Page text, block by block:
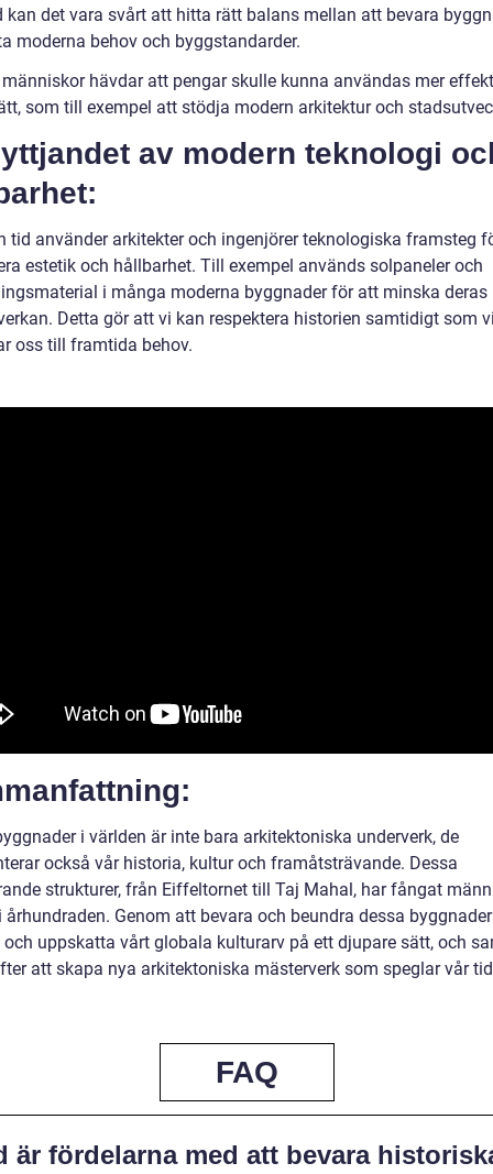
kan det vara svårt att hitta rätt balans mellan att bevara
moderna behov och byggstandarder.
hävdar att pengar skulle kunna användas mer
som till exempel att stödja modern arkitektur och
av modern teknologi
tid använder arkitekter och ingenjörer teknologiska framsteg
estetik och hållbarhet. Till exempel används solpaneler och
i många moderna byggnader för att minska deras
Detta gör att vi kan respektera historien samtidigt som
oss till framtida behov.
i världen är inte bara arkitektoniska underverk, de
också vår historia, kultur och framåtsträvande. Dessa
strukturer, från Eiffeltornet till Taj Mahal, har fångat
Genom att bevara och beundra dessa
och uppskatta vårt globala kulturarv på ett djupare sätt, och
att skapa nya arkitektoniska mästerverk som speglar vår
FAQ
är fördelarna med att bevara